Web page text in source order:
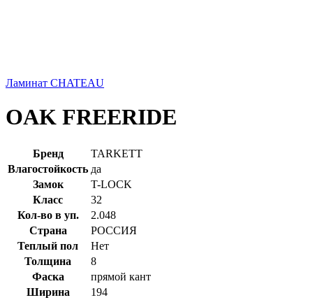
Ламинат CHATEAU
OAK FREERIDE
Бренд
TARKETT
Влагостойкость да
Замок
T-LOCK
Класс
32
Кол-во в уп.
2.048
Страна
РОССИЯ
Теплый пол
Нет
Толщина
8
Фаска
прямой кант
Ширина
194